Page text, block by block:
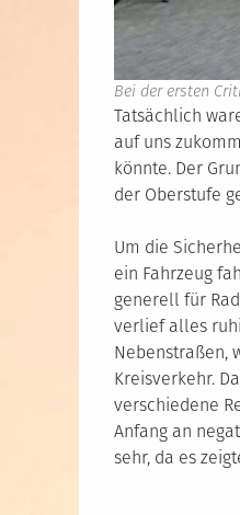
Bei der ersten
Tatsächlich
auf uns
könnte. Der
der Oberstufe
Um die
ein Fahrzeug
generell für
verlief alles
Nebenstraßen,
Kreisverkehr.
verschiedene
Anfang an
sehr, da es